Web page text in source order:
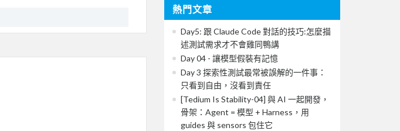
熱門文章
Day5: 跟 Claude Code 對話的技巧:怎麼描
述測試需求才不會雞同鴨講
Day 04 - 讓模型假裝有記憶
Day 3 探索性測試最常被誤解的一件事：
只看到自由，沒看到責任
[Tedium Is Stability-04] 與 AI 一起開發，
骨架：Agent = 模型 + Harness，用
guides 與 sensors 包住它